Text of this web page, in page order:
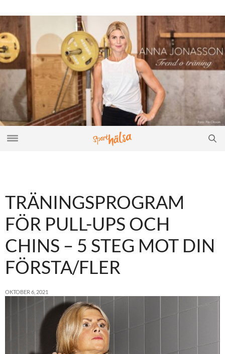
TRÄNINGSPROGRAM
FÖR PULL-UPS OCH
CHINS – 5 STEG MOT DIN
FÖRSTA/FLER
OKTOBER 6, 2021